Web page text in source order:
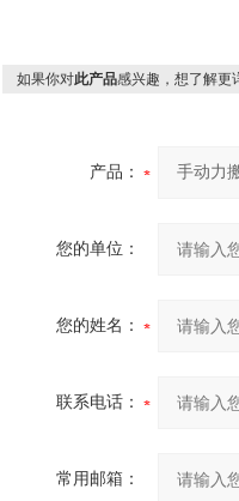
如果你对此产品感兴趣，想了解更
产品：
您的单位：
您的姓名：
联系电话：
常用邮箱：